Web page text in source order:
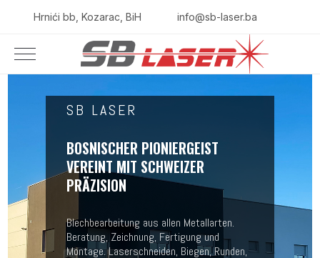
Hrnići bb, Kozarac, BiH info@sb-laser.ba
SB LASER
BOSNISCHER PIONIERGEIST
VEREINT MIT SCHWEIZER
PRÄZISION
Blechbearbeitung aus allen Metallarten.
Beratung, Zeichnung, Fertigung und
Montage. Laserschneiden, Biegen, Runden,